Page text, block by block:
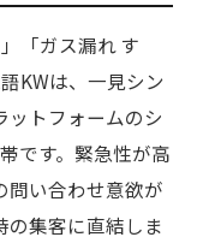
「ガス漏れ す
KWは、一見シン
ットフォームのシ
です。緊急性が高
問い合わせ意欲が
の集客に直結しま